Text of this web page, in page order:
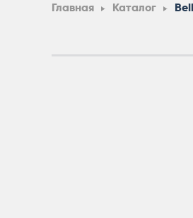
Главная Каталог